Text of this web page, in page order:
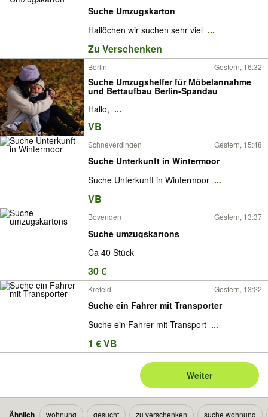
Suche Umzugskarton
Hallöchen wir suchen sehr viel ...
Zu Verschenken
Berlin Gestern, 16:32
Suche Umzugshelfer für Möbelannahme
und Bettaufbau Berlin-Spandau
Hallo, ...
VB
Schneverdingen Gestern, 15:48
Suche Unterkunft in Wintermoor
Suche Unterkunft in Wintermoor ...
VB
Bovenden Gestern, 13:37
Suche umzugskartons
Ca 40 Stück
30 €
Krefeld Gestern, 13:22
Suche ein Fahrer mit Transporter
Suche ein Fahrer mit Transport ...
1 € VB
Weiter
Ähnlich wohnung gesucht zu verschenken suche wohnung